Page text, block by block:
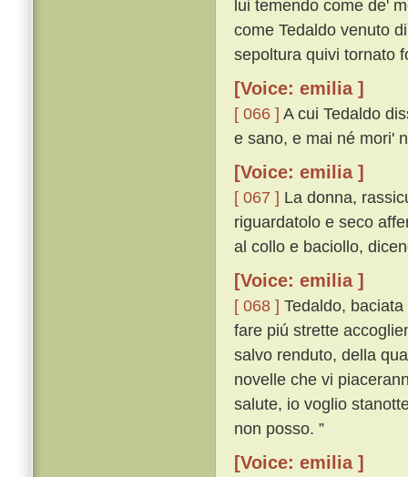
lui temendo come de'
come Tedaldo venuto
sepoltura quivi tornato
[Voice: emilia ]
[ 066 ] A cui Tedaldo
e sano, e mai né mori'
[Voice: emilia ]
[ 067 ] La donna,
riguardatolo e seco
al collo e baciollo,
[Voice: emilia ]
[ 068 ] Tedaldo,
fare piú strette
salvo renduto, della
novelle che vi
salute, io voglio
non posso. ”
[Voice: emilia ]